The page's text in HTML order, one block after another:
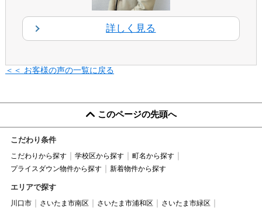
詳しく見る
＜＜ お客様の声の一覧に戻る
このページの先頭へ
こだわり条件
こだわりから探す 学校区から探す
町名から探す
プライスダウン物件から探す
新着物件から探す
エリアで探す
川口市 さいたま市南区 さいたま市浦和区
さいたま市緑区